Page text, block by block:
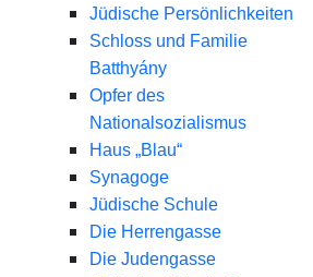
Jüdische Persönlichkeiten
Schloss und Familie
Batthyány
Opfer des
Nationalsozialismus
Haus „Blau“
Synagoge
Jüdische Schule
Die Herrengasse
Die Judengasse